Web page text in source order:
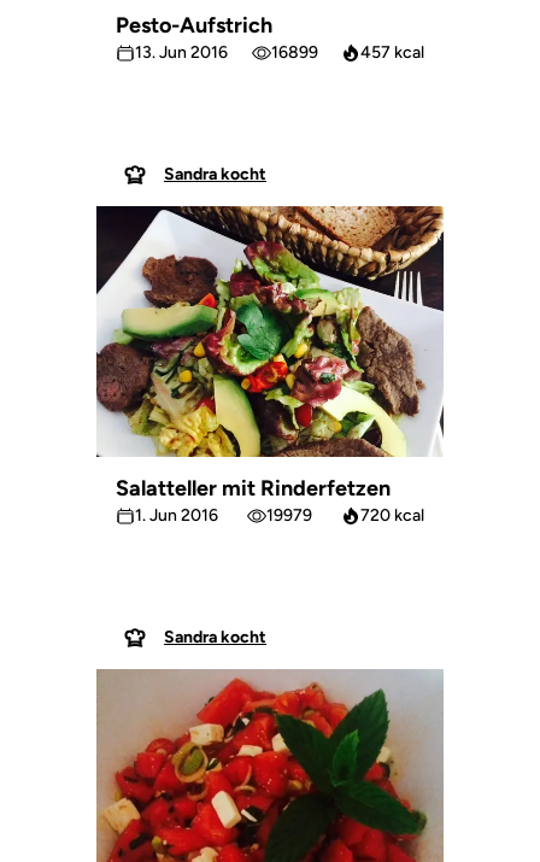
Pesto-Aufstrich
13. Jun 2016 16899 457 kcal
Sandra kocht
Salatteller mit Rinderfetzen
1. Jun 2016 19979 720 kcal
Sandra kocht